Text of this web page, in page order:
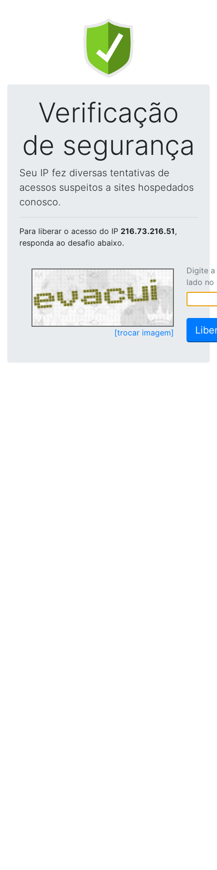
Verificação
de segurança
Seu IP fez diversas tentativas de
acessos suspeitos a sites hospedados
conosco.
Para liberar o acesso do IP 216.73.216.51,
responda ao desafio abaixo.
[trocar imagem]
Digite
lado no